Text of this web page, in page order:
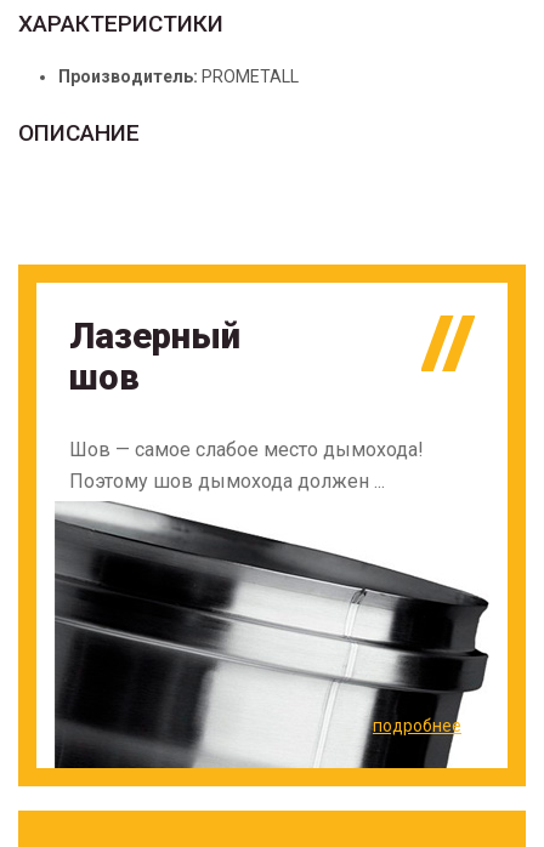
ХАРАКТЕРИСТИКИ
Производитель: PROMETALL
ОПИСАНИЕ
Лазерный
шов
Шов — самое слабое место дымохода!
Поэтому шов дымохода должен ...
подробнее